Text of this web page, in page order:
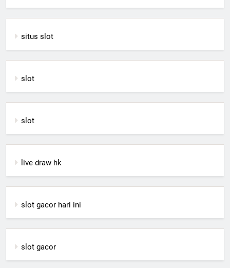
situs slot
slot
slot
live draw hk
slot gacor hari ini
slot gacor